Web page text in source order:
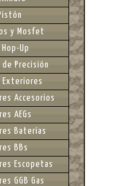
y Mosfet
Up
de Precisión
Exteriores
Accesorios
AEGs
Baterías
BBs
Escopetas
GGB Gas